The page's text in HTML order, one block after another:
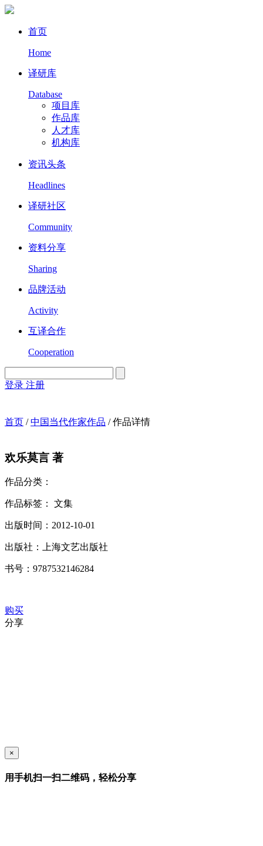
首页
Home
译研库
Database
项目库
作品库
人才库
机构库
资讯头条
Headlines
译研社区
Community
资料分享
Sharing
品牌活动
Activity
互译合作
Cooperation
登录 注册
首页 / 中国当代作家作品 / 作品详情
欢乐莫言 著
作品分类：
作品标签： 文集
出版时间： 2012-10-01
出版社： 上海文艺出版社
书号： 9787532146284
购买
分享
×
用手机扫一扫二维码，轻松分享